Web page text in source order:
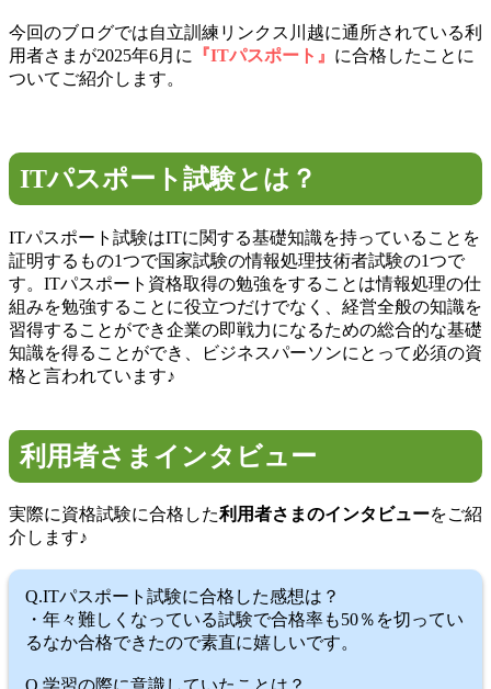
今回のブログでは自立訓練リンクス川越に通所されている利
用者さまが2025年6月に
『ITパスポート』 に合格したことに
ついてご紹介します。
ITパスポート試験とは？
ITパスポート試験はITに関する基礎知識を持っていることを
証明するもの1つで国家試験の情報処理技術者試験の1つで
す。ITパスポート資格取得の勉強をすることは情報処理の仕
組みを勉強することに役立つだけでなく、経営全般の知識を
習得することができ企業の即戦力になるための総合的な基礎
知識を得ることができ、ビジネスパーソンにとって必須の資
格と言われています♪
利用者さまインタビュー
実際に資格試験に合格した利用者さまのインタビューをご紹
介します♪
Q.ITパスポート試験に合格した感想は？
・年々難しくなっている試験で合格率も50％を切ってい
るなか合格できたので素直に嬉しいです。